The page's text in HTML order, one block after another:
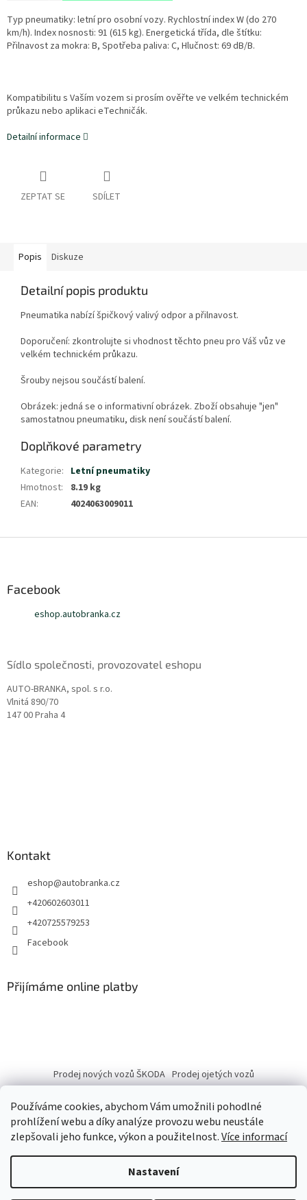
Používáme cookies, abychom Vám umožnili pohodlné
prohlížení webu a díky analýze provozu webu neustále
zlepšovali jeho funkce, výkon a použitelnost.Více informací
Nastavení
Typ pneumatiky: letní pro osobní vozy. Rychlostní index W (do 270
km/h). Index nosnosti: 91 (615 kg). Energetická třída, dle štítku:
Přilnavost za mokra: B, Spotřeba paliva: C, Hlučnost: 69 dB/B.
Kompatibilitu s Vaším vozem si prosím ověřte ve velkém technickém
průkazu nebo aplikaci eTechničák.
Detailní informace
ZEPTAT SE SDÍLET
Popis Diskuze
Detailní popis produktu
Pneumatika nabízí špičkový valivý odpor a přilnavost.
Doporučení: zkontrolujte si vhodnost těchto pneu pro Váš vůz ve
velkém technickém průkazu.
Šrouby nejsou součástí balení.
Obrázek: jedná se o informativní obrázek. Zboží obsahuje "jen"
samostatnou pneumatiku, disk není součástí balení.
Doplňkové parametry
Kategorie: Letní pneumatiky
Hmotnost:
8.19 kg
EAN: 4024063009011
Facebook
eshop.autobranka.cz
Sídlo společnosti, provozovatel eshopu
AUTO-BRANKA, spol. s r.o.
Vlnitá 890/70
147 00 Praha 4
Kontakt
eshop@autobranka.cz
+420602603011
+420725579253
Facebook
Přijímáme online platby
Prodej nových vozů ŠKODA Prodej ojetých vozů